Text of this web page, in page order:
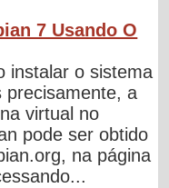
7 Usando O
instalar o sistema
precisamente, a
virtual no
pode ser obtido
na página